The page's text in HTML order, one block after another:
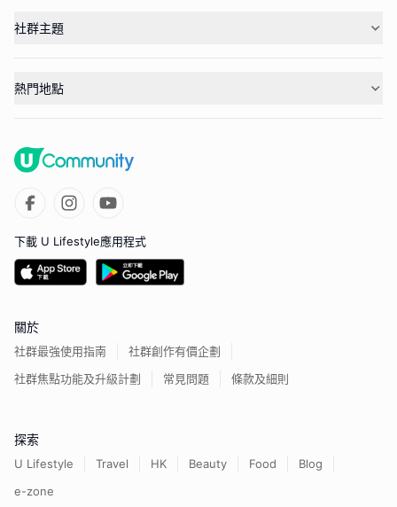
社群主題
熱門地點
下載 U Lifestyle應用程式
關於
社群最強使用指南
社群創作有價企劃
社群焦點功能及升級計劃
常見問題 條款及細則
探索
U Lifestyle Travel HK Beauty Food
Blog
e-zone